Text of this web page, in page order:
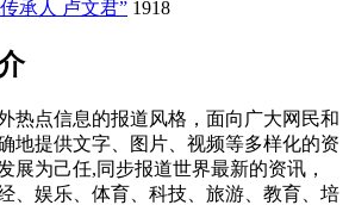
承人 卢文君” 1918
热点信息的报道风格，面向广大网民和
地提供文字、图片、视频等多样化的资
展为己任,同步报道世界最新的资讯，
、娱乐、体育、科技、旅游、教育、培